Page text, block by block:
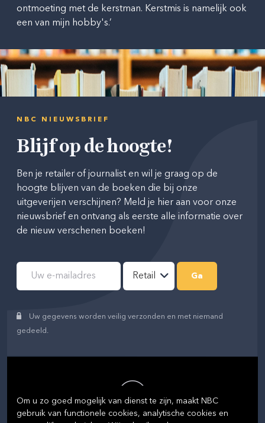
ontmoeting met de kerstman. Kerstmis is namelijk ook
een van mijn hobby's.’
NBC NIEUWSBRIEF
Blijf op de hoogte!
Ben je retailer of journalist en wil je graag op de
hoogte blijven van de boeken die bij onze
uitgeverijen verschijnen? Meld je hier aan voor onze
nieuwsbrief en ontvang als eerste alle informatie over
de nieuw verschenen boeken!
Uw gegevens worden veilig verzonden en met niemand
gedeeld.
Om u zo goed mogelijk van dienst te zijn, maakt NBC
gebruik van functionele cookies, analytische cookies en